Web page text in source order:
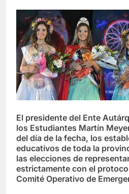
El presidente del Ente
los Estudiantes Martín
del día de la fecha, los
educativos de toda la
las elecciones de
estrictamente con el
Comité Operativo de